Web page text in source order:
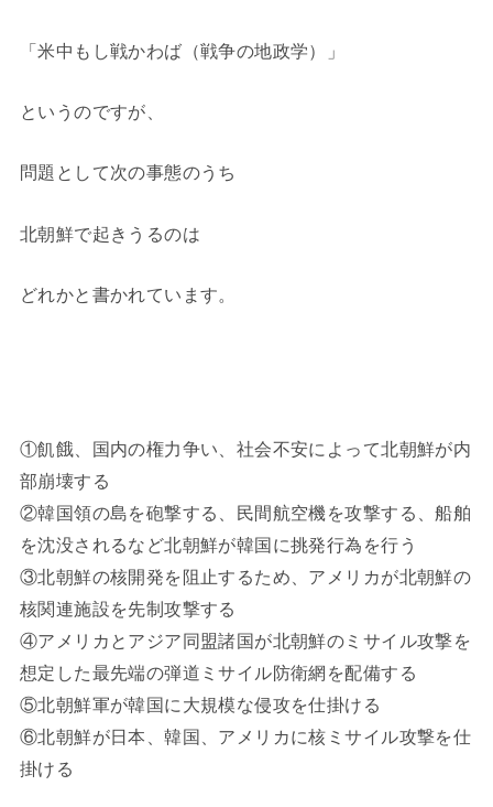
「米中もし戦かわば（戦争の地政学）」
というのですが、
問題として次の事態のうち
北朝鮮で起きうるのは
どれかと書かれています。
①飢餓、国内の権力争い、社会不安によって北朝鮮が内
部崩壊する
②韓国領の島を砲撃する、民間航空機を攻撃する、船舶
を沈没されるなど北朝鮮が韓国に挑発行為を行う
③北朝鮮の核開発を阻止するため、アメリカが北朝鮮の
核関連施設を先制攻撃する
④アメリカとアジア同盟諸国が北朝鮮のミサイル攻撃を
想定した最先端の弾道ミサイル防衛網を配備する
⑤北朝鮮軍が韓国に大規模な侵攻を仕掛ける
⑥北朝鮮が日本、韓国、アメリカに核ミサイル攻撃を仕
掛ける